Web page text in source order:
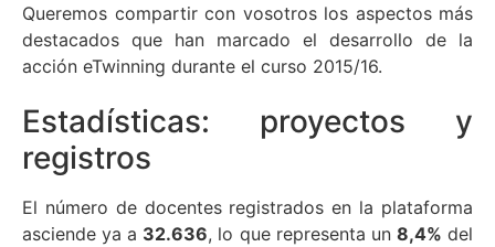
Queremos compartir con vosotros los aspectos más
destacados que han marcado el desarrollo de la
acción eTwinning durante el curso 2015/16.
Estadísticas: proyectos y
registros
El número de docentes registrados en la plataforma
asciende ya a 32.636, lo que representa un 8,4% del